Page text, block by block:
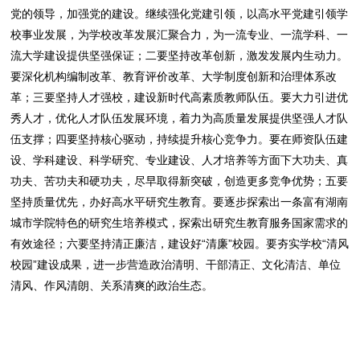
党的领导，加强党的建设。继续强化党建引领，以高水平党建引领学
校事业发展，为学校改革发展汇聚合力，为一流专业、一流学科、一
流大学建设提供坚强保证；二要坚持改革创新，激发发展内生动力。
要深化机构编制改革、教育评价改革、大学制度创新和治理体系改
革；三要坚持人才强校，建设新时代高素质教师队伍。要大力引进优
秀人才，优化人才队伍发展环境，着力为高质量发展提供坚强人才队
伍支撑；四要坚持核心驱动，持续提升核心竞争力。要在师资队伍建
设、学科建设、科学研究、专业建设、人才培养等方面下大功夫、真
功夫、苦功夫和硬功夫，尽早取得新突破，创造更多竞争优势；五要
坚持质量优先，办好高水平研究生教育。要逐步探索出一条富有湖南
城市学院特色的研究生培养模式，探索出研究生教育服务国家需求的
有效途径；六要坚持清正廉洁，建设好“清廉”校园。要夯实学校“清风
校园”建设成果，进一步营造政治清明、干部清正、文化清洁、单位
清风、作风清朗、关系清爽的政治生态。